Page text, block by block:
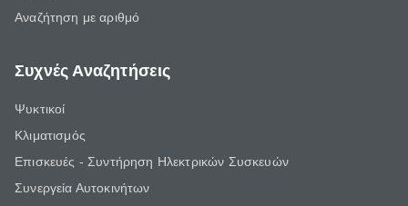
Αναζήτηση με αριθμό
Συχνές Αναζητήσεις
Ψυκτικοί
Κλιματισμός
Επισκευές - Συντήρηση Ηλεκτρικών Συσκευών
Συνεργεία Αυτοκινήτων